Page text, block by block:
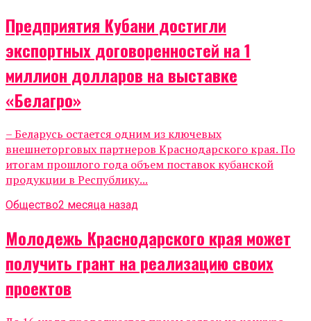
Предприятия Кубани достигли
экспортных договоренностей на 1
миллион долларов на выставке
«Белагро»
– Беларусь остается одним из ключевых
внешнеторговых партнеров Краснодарского края. По
итогам прошлого года объем поставок кубанской
продукции в Республику...
Общество2 месяца назад
Молодежь Краснодарского края может
получить грант на реализацию своих
проектов